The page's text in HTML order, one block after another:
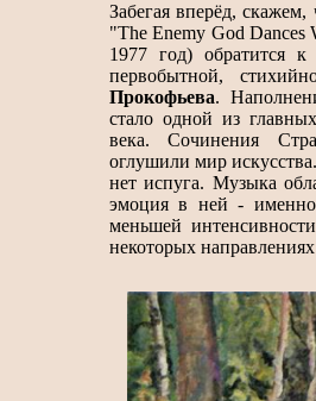
Забегая вперёд,
"The Enemy God Dances
1977 год) обратится
первобытной,
Прокофьева.
стало одной из
века. Сочинения
оглушили мир
нет испуга. Музыка
эмоция в ней - именно
меньшей
некоторых